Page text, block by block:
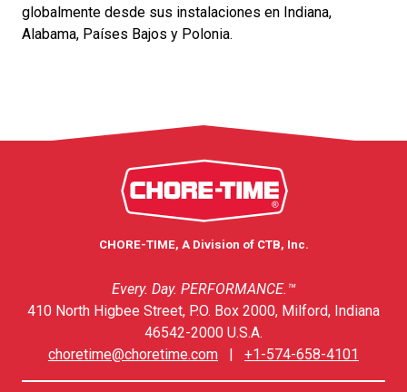
globalmente desde sus instalaciones en Indiana,
Alabama, Países Bajos y Polonia.
CHORE-TIME, A Division of CTB, Inc.
Every. Day. PERFORMANCE.™
410 North Higbee Street, P.O. Box 2000, Milford, Indiana
46542-2000 U.S.A.
choretime@choretime.com
+1-574-658-4101